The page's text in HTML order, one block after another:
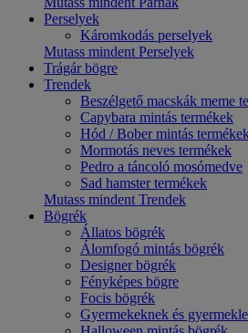
Perselyek
Káromkodás perselyek
Mutass mindent Perselyek
Trágár bögre
Trendek
Beszélgető macskák meme
Capybara mintás termékek
Hód / Bober mintás
Mormotás neves termékek
Pedro a táncoló mosómedve
Sad hamster termékek
Mutass mindent Trendek
Bögrék
Állatos bögrék
Álomfogó mintás bögrék
Designer bögrék
Fényképes bögre
Focis bögrék
Gyermekeknek és